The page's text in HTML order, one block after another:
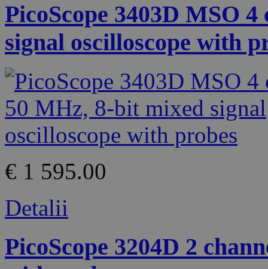
PicoScope 3403D MSO
signal oscilloscope with
€ 1 595.00
Detalii
PicoScope 3204D 2